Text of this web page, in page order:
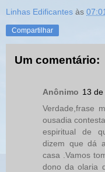
Linhas Edificantes às
Compartilhar
Um comentário:
Anônimo 13
Verdade,frase
ousadia
espiritual de
dizem que dá
casa .Vamos
dono da olaria